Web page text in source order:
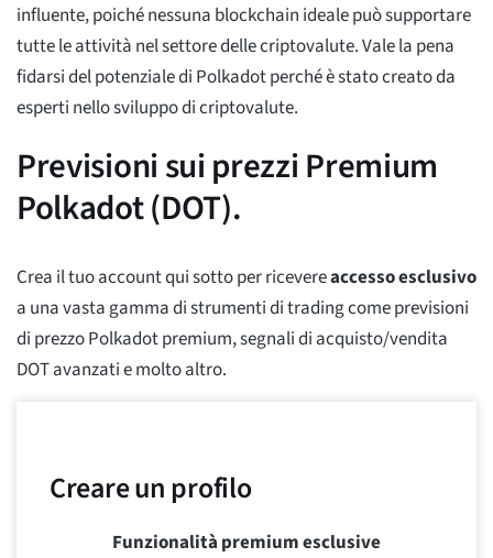
influente, poiché nessuna blockchain ideale può supportare
tutte le attività nel settore delle criptovalute. Vale la pena
fidarsi del potenziale di Polkadot perché è stato creato da
esperti nello sviluppo di criptovalute.
Previsioni sui prezzi Premium
Polkadot (DOT).
Crea il tuo account qui sotto per ricevereaccesso esclusivo
a una vasta gamma di strumenti di trading come previsioni
di prezzo Polkadot premium, segnali di acquisto/vendita
DOT avanzati e molto altro.
Creare un profilo
Funzionalità premium esclusive